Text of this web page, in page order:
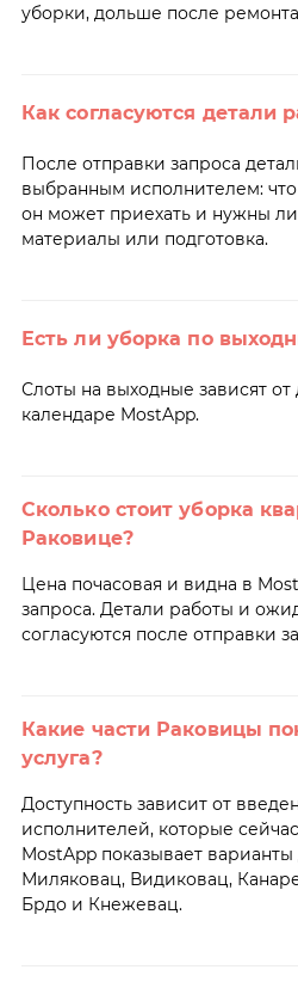
уборки, дольше после
Как согласуются детали
После отправки запроса
выбранным исполнителем: что
он может приехать и нужны
материалы или подготовка.
Есть ли уборка по
Слоты на выходные зависят от
календаре MostApp.
Сколько стоит уборка
Раковице?
Цена почасовая и видна в
запроса. Детали работы и
согласуются после отправки
Какие части Раковицы
услуга?
Доступность зависит от
исполнителей, которые
MostApp показывает варианты
Миляковац, Видиковац,
Брдо и Кнежевац.